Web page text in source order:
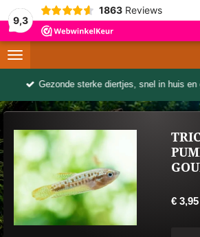
9,3
1863 Reviews
Gezonde sterke diertjes, snel in huis en
€ 3,95